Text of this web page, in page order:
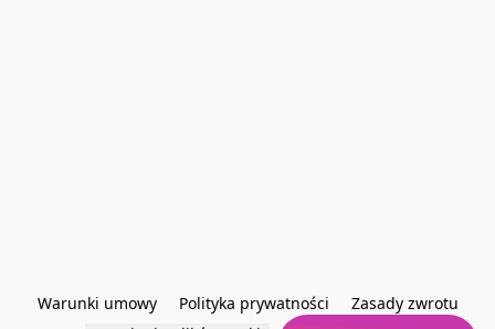
Warunki umowy Polityka prywatności
Zasady zwrotu